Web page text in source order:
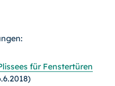
für Fenstertüren